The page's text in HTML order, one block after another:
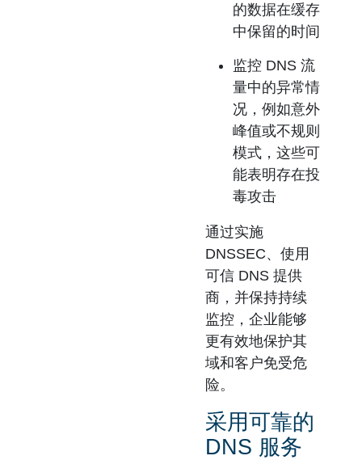
的数据在缓存
中保留的时间
监控 DNS 流
量中的异常情
况，例如意外
峰值或不规则
模式，这些可
能表明存在投
毒攻击
通过实施
DNSSEC、使用
可信 DNS 提供
商，并保持持续
监控，企业能够
更有效地保护其
域和客户免受危
险。
采用可靠的
DNS 服务